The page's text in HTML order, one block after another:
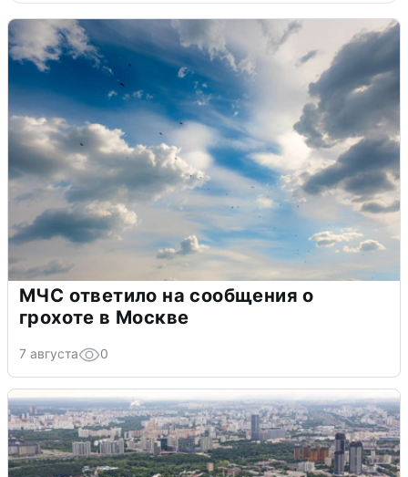
МЧС ответило на сообщения о
грохоте в Москве
7 августа 0